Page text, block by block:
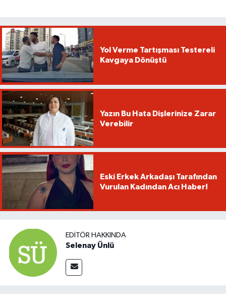
Yol Verme Tartışması Testereli
Kavgaya Dönüştü
Yazın Bu Hata Dişlerinize Zarar
Verebilir
Eski Erkek Arkadaşı Tarafından
Vurulan Kadından Acı Haber!
EDITÖR HAKKINDA
Selenay Ünlü